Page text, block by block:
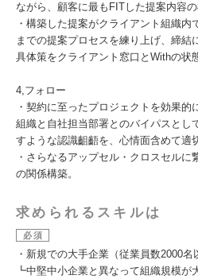
ながら、顧客に最もFITした提案内容の
・構築した提案がクライアント組織
までの提案プロセスを練り上げ、締結
具体策をクライアント窓口とWithの状
4,フォロー
・契約に至ったプロジェクトを効果的
組織と自社担当部署とのバイパスとし
すような認識齟齬を、心情面含めて適
・さらなるアップセル・クロスセルに
の関係構築。
求められるスキルは
必須
・新規での大手企業（従業員数2000名
┗中堅中小企業と異なって組織規模が